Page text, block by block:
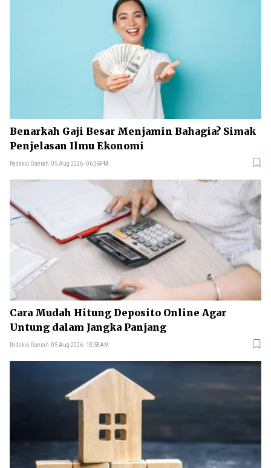
Benarkah Gaji Besar Menjamin Bahagia? Simak
Penjelasan Ilmu Ekonomi
Redaksi Daerah 05 Aug 2026 - 06:36PM
Cara Mudah Hitung Deposito Online Agar
Untung dalam Jangka Panjang
Redaksi Daerah 05 Aug 2026 - 10:58AM